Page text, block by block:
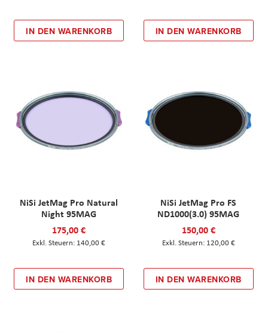
IN DEN WARENKORB IN DEN WARENKORB
NiSi JetMag Pro Natural
Night 95MAG
175,00 €
140,00 €
IN DEN WARENKORB
NiSi JetMag Pro FS
ND1000(3.0) 95MAG
150,00 €
120,00 €
IN DEN WARENKORB